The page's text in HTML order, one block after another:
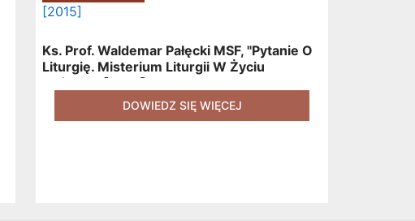
Ks. Prof. Waldemar Pałęcki MSF, "Pytanie O
Liturgię. Misterium Liturgii W Życiu
Kościoła" [2015]
DOWIEDZ SIĘ WIĘCEJ